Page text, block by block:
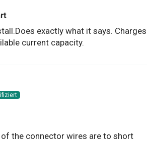
exactly what it says. Charges
current capacity.
the connector wires are to short